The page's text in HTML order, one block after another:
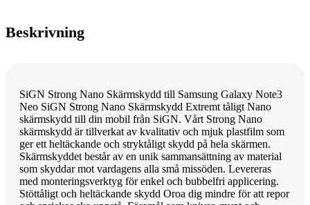
Beskrivning
SiGN Strong Nano Skärmskydd till Samsung Galaxy Note3
Neo SiGN Strong Nano Skärmskydd Extremt tåligt Nano
skärmskydd till din mobil från SiGN. Vårt Strong Nano
skärmskydd är tillverkat av kvalitativ och mjuk plastfilm som
ger ett heltäckande och stryktåligt skydd på hela skärmen.
Skärmskyddet består av en unik sammansättning av material
som skyddar mot vardagens alla små missöden. Levereras
med monteringsverktyg för enkel och bubbelfri applicering.
Stöttåligt och heltäckande skydd Oroa dig mindre för att repor